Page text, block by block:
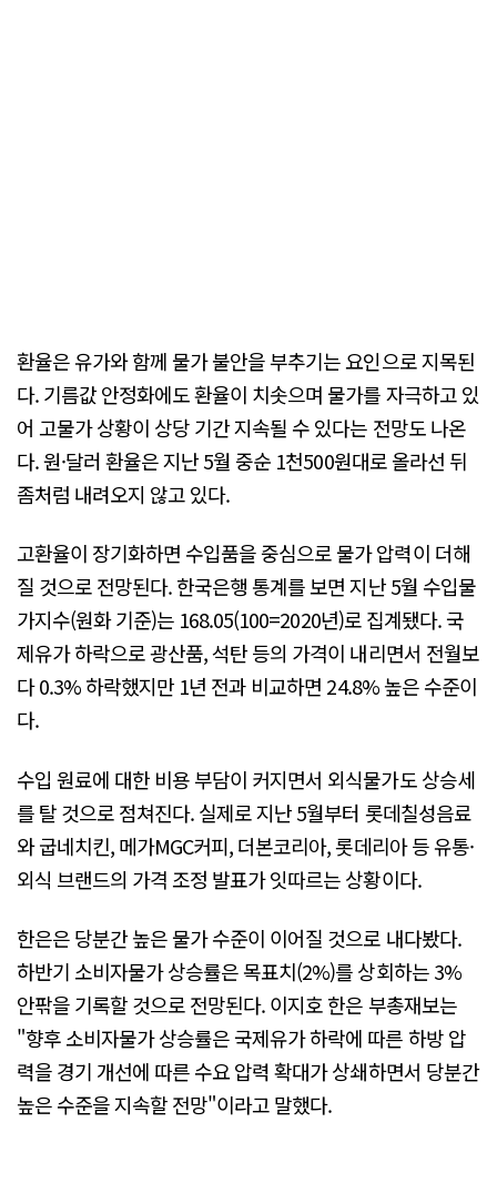
환율은 유가와 함께 물가 불안을 부추기는 요인으로 지목된
다. 기름값 안정화에도 환율이 치솟으며 물가를 자극하고 있
어 고물가 상황이 상당 기간 지속될 수 있다는 전망도 나온
다. 원·달러 환율은 지난 5월 중순 1천500원대로 올라선 뒤
좀처럼 내려오지 않고 있다.
고환율이 장기화하면 수입품을 중심으로 물가 압력이 더해
질 것으로 전망된다. 한국은행 통계를 보면 지난 5월 수입물
가지수(원화 기준)는 168.05(100=2020년)로 집계됐다. 국
제유가 하락으로 광산품, 석탄 등의 가격이 내리면서 전월보
다 0.3% 하락했지만 1년 전과 비교하면 24.8% 높은 수준이
다.
수입 원료에 대한 비용 부담이 커지면서 외식물가도 상승세
를 탈 것으로 점쳐진다. 실제로 지난 5월부터 롯데칠성음료
와 굽네치킨, 메가MGC커피, 더본코리아, 롯데리아 등 유통·
외식 브랜드의 가격 조정 발표가 잇따르는 상황이다.
한은은 당분간 높은 물가 수준이 이어질 것으로 내다봤다.
하반기 소비자물가 상승률은 목표치(2%)를 상회하는 3%
안팎을 기록할 것으로 전망된다. 이지호 한은 부총재보는
"향후 소비자물가 상승률은 국제유가 하락에 따른 하방 압
력을 경기 개선에 따른 수요 압력 확대가 상쇄하면서 당분간
높은 수준을 지속할 전망"이라고 말했다.